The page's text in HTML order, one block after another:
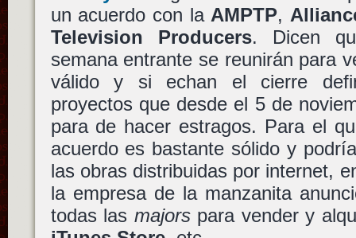
un acuerdo con laAMPTP,
Television Producers. Dicen
semana entrante se reunirán para
válido y si echan el cierre
proyectos que desde el 5 de
para de hacer estragos. Para el
acuerdo es bastante sólido y
las obras distribuidas por internet,
la empresa de la manzanita
todas las majorspara vender y